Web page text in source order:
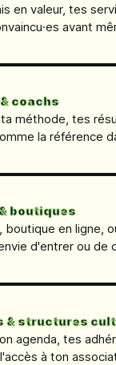
en valeur, tes
avant
coachs
méthode, tes
la référence
boutiques
boutique en ligne,
d'entrer ou de
& structures
agenda, tes
à ton